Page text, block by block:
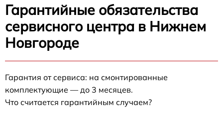
Гарантийные обязательства
сервисного центра в Нижнем
Новгороде
Гарантия от сервиса: на смонтированные
комплектующие — до 3 месяцев.
Что считается гарантийным случаем?